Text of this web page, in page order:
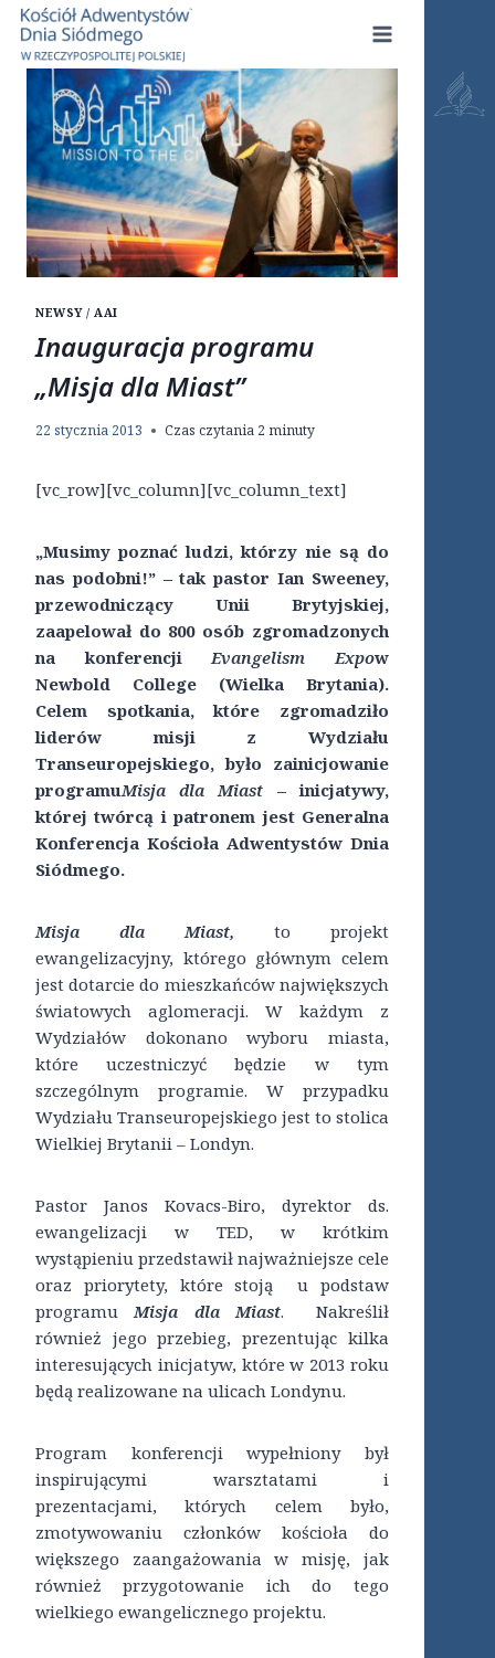
Przejdź
treści
NEWSY / AAI
Inauguracja programu
„Misja dla Miast”
22 stycznia 2013 Czas czytania 2 minuty
[vc_row][vc_column][vc_column_text]
„Musimy poznać ludzi, którzy nie są do
nas podobni!” – tak pastor Ian Sweeney,
przewodniczący Unii Brytyjskiej,
zaapelował do 800 osób zgromadzonych
na konferencjiEvangelism Expow
Newbold College (Wielka Brytania).
Celem spotkania, które zgromadziło
liderów misji z Wydziału
Transeuropejskiego, było zainicjowanie
programuMisja dla Miast – inicjatywy,
której twórcą i patronem jest Generalna
Konferencja Kościoła Adwentystów Dnia
Siódmego.
Misja dla Miast, to projekt
ewangelizacyjny, którego głównym celem
jest dotarcie do mieszkańców największych
światowych aglomeracji. W każdym z
Wydziałów dokonano wyboru miasta,
które uczestniczyć będzie w tym
szczególnym programie. W przypadku
Wydziału Transeuropejskiego jest to stolica
Wielkiej Brytanii – Londyn.
Pastor Janos Kovacs-Biro, dyrektor ds.
ewangelizacji w TED, w krótkim
wystąpieniu przedstawił najważniejsze cele
oraz priorytety, które stoją u podstaw
programuMisja dla Miast. Nakreślił
również jego przebieg, prezentując kilka
interesujących inicjatyw, które w 2013 roku
będą realizowane na ulicach Londynu.
Program konferencji wypełniony był
inspirującymi warsztatami i
prezentacjami, których celem było,
zmotywowaniu członków kościoła do
większego zaangażowania w misję, jak
również przygotowanie ich do tego
wielkiego ewangelicznego projektu.